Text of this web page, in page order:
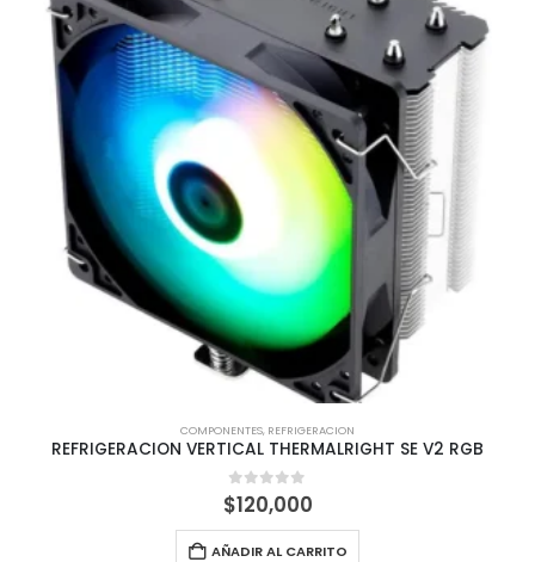
COMPONENTES, REFRIGERACION
REFRIGERACION VERTICAL THERMALRIGHT SE V2 RGB
0out of 5
$120,000
AÑADIR AL CARRITO